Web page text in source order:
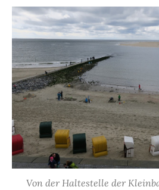
Von der Haltestelle der